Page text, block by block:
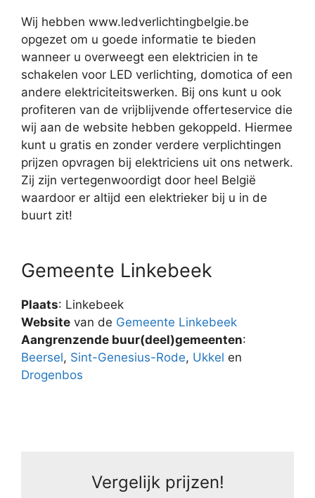
Wij hebben www.ledverlichtingbelgie.be
opgezet om u goede informatie te bieden
wanneer u overweegt een elektricien in te
schakelen voor LED verlichting, domotica of een
andere elektriciteitswerken. Bij ons kunt u ook
profiteren van de vrijblijvende offerteservice die
wij aan de website hebben gekoppeld. Hiermee
kunt u gratis en zonder verdere verplichtingen
prijzen opvragen bij elektriciens uit ons netwerk.
Zij zijn vertegenwoordigt door heel België
waardoor er altijd een elektrieker bij u in de
buurt zit!
Gemeente Linkebeek
Plaats: Linkebeek
Website van de Gemeente Linkebeek
Aangrenzende buur(deel)gemeenten:
Beersel, Sint-Genesius-Rode, Ukkel en
Drogenbos
Vergelijk prijzen!